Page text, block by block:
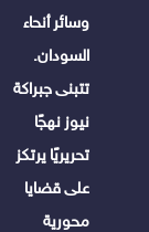
وسائر أنحاء
السودان.
تتبنى جبراكة
نيوز نهجًا
تحريريًا يرتكز
على قضايا
محورية